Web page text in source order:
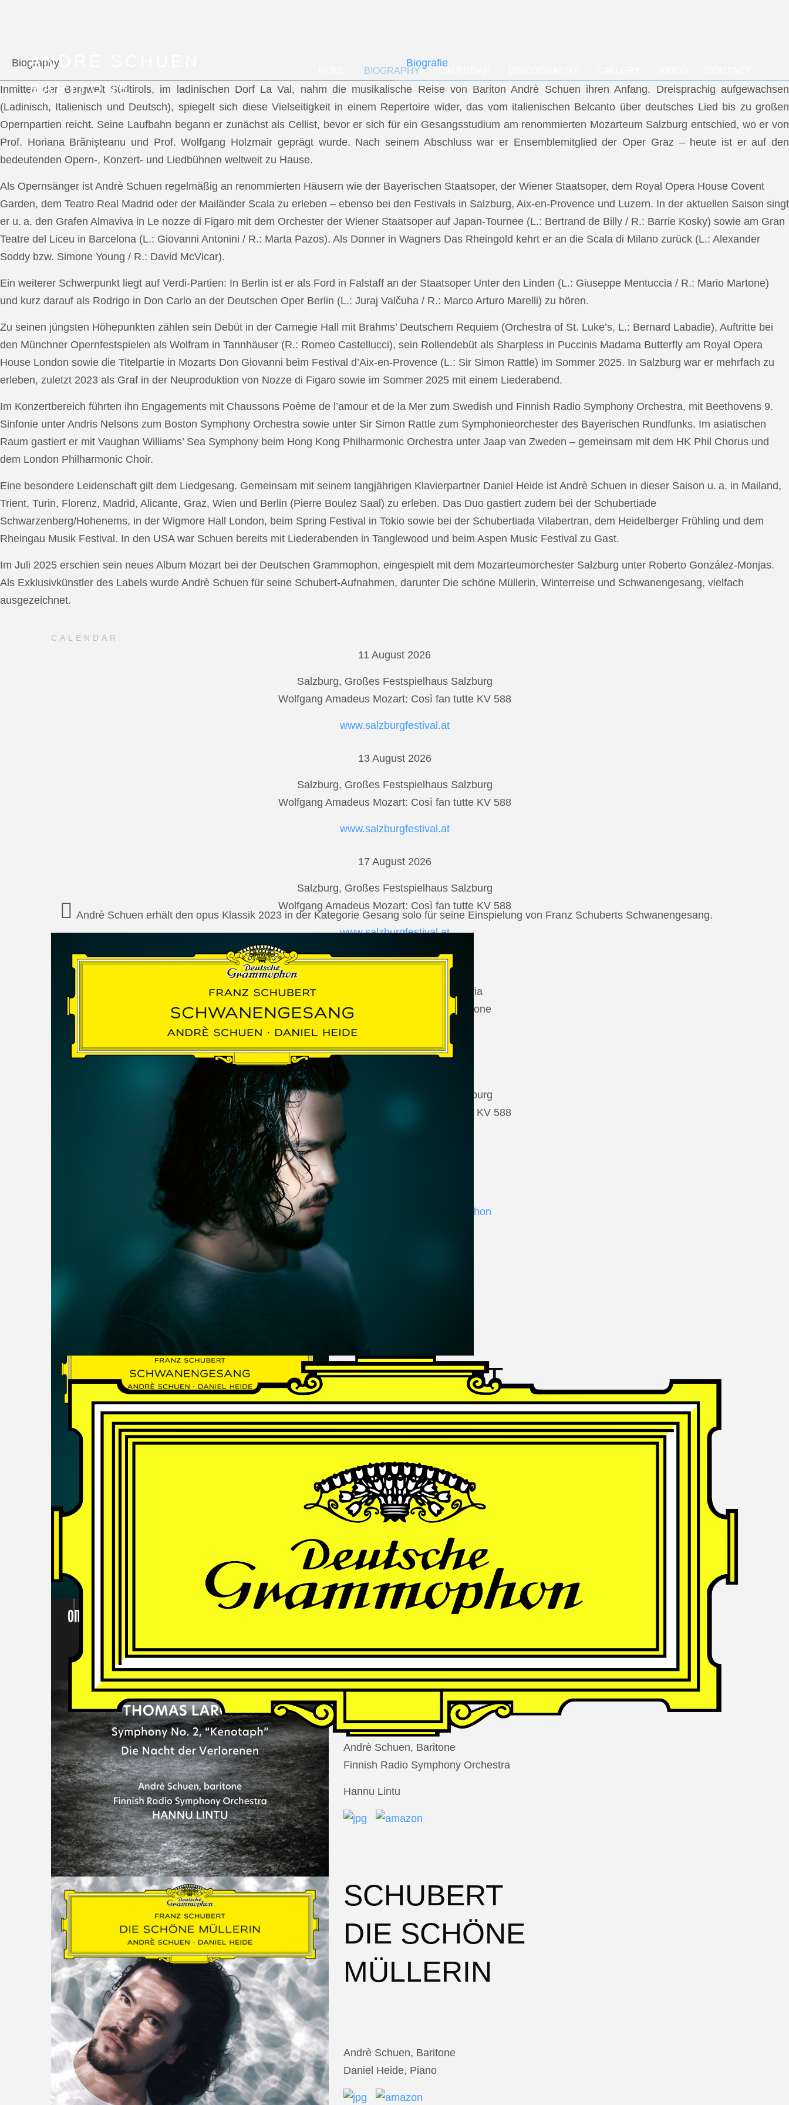
ANDRÈ SCHUEN
BARITONE
BIOGRAPHY
Biography Biografie
Inmitten der Bergwelt Südtirols, im ladinischen Dorf La Val, nahm die musikalische Reise von Bariton Andrè Schuen ihren Anfang. Dreisprachig aufgewachsen
(Ladinisch, Italienisch und Deutsch), spiegelt sich diese Vielseitigkeit in einem Repertoire wider, das vom italienischen Belcanto über deutsches Lied bis zu großen
Opernpartien reicht. Seine Laufbahn begann er zunächst als Cellist, bevor er sich für ein Gesangsstudium am renommierten Mozarteum Salzburg entschied, wo er von
Prof. Horiana Brănișteanu und Prof. Wolfgang Holzmair geprägt wurde. Nach seinem Abschluss war er Ensemblemitglied der Oper Graz – heute ist er auf den
bedeutenden Opern-, Konzert- und Liedbühnen weltweit zu Hause.
Als Opernsänger ist Andrè Schuen regelmäßig an renommierten Häusern wie der Bayerischen Staatsoper, der Wiener Staatsoper, dem Royal Opera House Covent
Garden, dem Teatro Real Madrid oder der Mailänder Scala zu erleben – ebenso bei den Festivals in Salzburg, Aix-en-Provence und Luzern. In der aktuellen Saison singt
er u. a. den Grafen Almaviva in Le nozze di Figaro mit dem Orchester der Wiener Staatsoper auf Japan-Tournee (L.: Bertrand de Billy / R.: Barrie Kosky) sowie am Gran
Teatre del Liceu in Barcelona (L.: Giovanni Antonini / R.: Marta Pazos). Als Donner in Wagners Das Rheingold kehrt er an die Scala di Milano zurück (L.: Alexander
Soddy bzw. Simone Young / R.: David McVicar).
Ein weiterer Schwerpunkt liegt auf Verdi-Partien: In Berlin ist er als Ford in Falstaff an der Staatsoper Unter den Linden (L.: Giuseppe Mentuccia / R.: Mario Martone)
und kurz darauf als Rodrigo in Don Carlo an der Deutschen Oper Berlin (L.: Juraj Valčuha / R.: Marco Arturo Marelli) zu hören.
Zu seinen jüngsten Höhepunkten zählen sein Debüt in der Carnegie Hall mit Brahms’ Deutschem Requiem (Orchestra of St. Luke’s, L.: Bernard Labadie), Auftritte bei
den Münchner Opernfestspielen als Wolfram in Tannhäuser (R.: Romeo Castellucci), sein Rollendebüt als Sharpless in Puccinis Madama Butterfly am Royal Opera
House London sowie die Titelpartie in Mozarts Don Giovanni beim Festival d’Aix-en-Provence (L.: Sir Simon Rattle) im Sommer 2025. In Salzburg war er mehrfach zu
erleben, zuletzt 2023 als Graf in der Neuproduktion von Nozze di Figaro sowie im Sommer 2025 mit einem Liederabend.
Im Konzertbereich führten ihn Engagements mit Chaussons Poème de l’amour et de la Mer zum Swedish und Finnish Radio Symphony Orchestra, mit Beethovens 9.
Sinfonie unter Andris Nelsons zum Boston Symphony Orchestra sowie unter Sir Simon Rattle zum Symphonieorchester des Bayerischen Rundfunks. Im asiatischen
Raum gastiert er mit Vaughan Williams’ Sea Symphony beim Hong Kong Philharmonic Orchestra unter Jaap van Zweden – gemeinsam mit dem HK Phil Chorus und
dem London Philharmonic Choir.
Eine besondere Leidenschaft gilt dem Liedgesang. Gemeinsam mit seinem langjährigen Klavierpartner Daniel Heide ist Andrè Schuen in dieser Saison u. a. in Mailand,
Trient, Turin, Florenz, Madrid, Alicante, Graz, Wien und Berlin (Pierre Boulez Saal) zu erleben. Das Duo gastiert zudem bei der Schubertiade
Schwarzenberg/Hohenems, in der Wigmore Hall London, beim Spring Festival in Tokio sowie bei der Schubertiada Vilabertran, dem Heidelberger Frühling und dem
Rheingau Musik Festival. In den USA war Schuen bereits mit Liederabenden in Tanglewood und beim Aspen Music Festival zu Gast.
Im Juli 2025 erschien sein neues Album Mozart bei der Deutschen Grammophon, eingespielt mit dem Mozarteumorchester Salzburg unter Roberto González-Monjas.
Als Exklusivkünstler des Labels wurde Andrè Schuen für seine Schubert-Aufnahmen, darunter Die schöne Müllerin, Winterreise und Schwanengesang, vielfach
ausgezeichnet.
CALENDAR
11 August 2026
Salzburg, Großes Festspielhaus Salzburg
Wolfgang Amadeus Mozart: Così fan tutte KV 588
www.salzburgfestival.at
13 August 2026
Salzburg, Großes Festspielhaus Salzburg
Wolfgang Amadeus Mozart: Così fan tutte KV 588
www.salzburgfestival.at
17 August 2026
Salzburg, Großes Festspielhaus Salzburg
Wolfgang Amadeus Mozart: Così fan tutte KV 588
www.salzburgfestival.at
20 August 2026
Vilabertran, Canònica de Santa Maria
Johannes Brahms: Die schöne Magelone
www.schubertiada.cat
Salzburg, Großes Festspielhaus Salzburg
Wolfgang Amadeus Mozart: Così fan tutte KV 588
www.salzburgfestival.at
Andrè Schuen at Deutsche Grammophon
SCHUBERT
Schwanengesang
Andrè Schuen, Baritone
Daniel Heide, Piano
THOMAS
LARCHER
Die Nacht der Verlorenen
Andrè Schuen, Baritone
Finnish Radio Symphony Orchestra
Hannu Lintu
SCHUBERT
DIE SCHÖNE
MÜLLERIN
Andrè Schuen, Baritone
Daniel Heide, Piano
Andrè Schuen erhält den opus Klassik 2023 in der Kategorie Gesang solo für seine Einspielung von Franz Schuberts Schwanengesang.